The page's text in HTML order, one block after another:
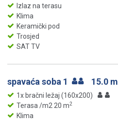
Izlaz na terasu
Klima
Keramički pod
Trosjed
SAT TV
spavaća soba 1 15.0 m
1x bračni ležaj (160x200)
Terasa /m2 20 m2
Klima